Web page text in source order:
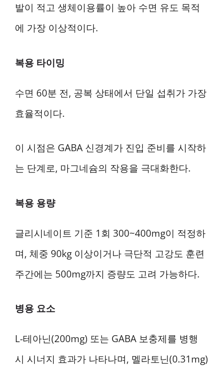
발이 적고 생체이용률이 높아 수면 유도 목적
에 가장 이상적이다.
복용 타이밍
수면 60분 전, 공복 상태에서 단일 섭취가 가장
효율적이다.
이 시점은 GABA 신경계가 진입 준비를 시작하
는 단계로, 마그네슘의 작용을 극대화한다.
복용 용량
글리시네이트 기준 1회 300~400mg이 적정하
며, 체중 90kg 이상이거나 극단적 고강도 훈련
주간에는 500mg까지 증량도 고려 가능하다.
병용 요소
L-테아닌(200mg) 또는 GABA 보충제를 병행
시 시너지 효과가 나타나며, 멜라토닌(0.31mg)